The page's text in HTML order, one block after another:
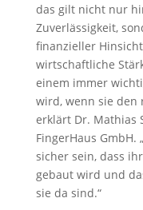
das gilt nicht nur
Zuverlässigkeit,
finanzieller
wirtschaftliche
einem immer
wird, wenn sie den
erklärt Dr. Mathias
FingerHaus
sicher sein, dass
gebaut wird und
sie da sind.“